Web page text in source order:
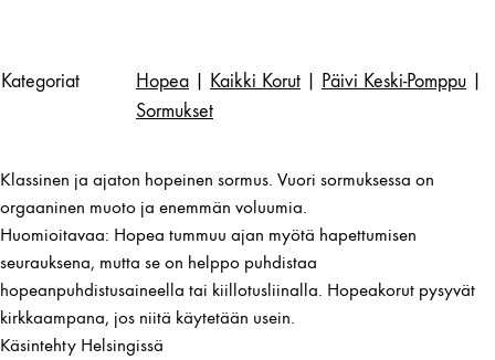
Kategoriat Hopea Kaikki Korut Päivi Keski-Pomppu
Sormukset
Klassinen ja ajaton hopeinen sormus. Vuori sormuksessa on
orgaaninen muoto ja enemmän voluumia.
Huomioitavaa: Hopea tummuu ajan myötä hapettumisen
seurauksena, mutta se on helppo puhdistaa
hopeanpuhdistusaineella tai kiillotusliinalla. Hopeakorut pysyvät
kirkkaampana, jos niitä käytetään usein.
Käsintehty Helsingissä